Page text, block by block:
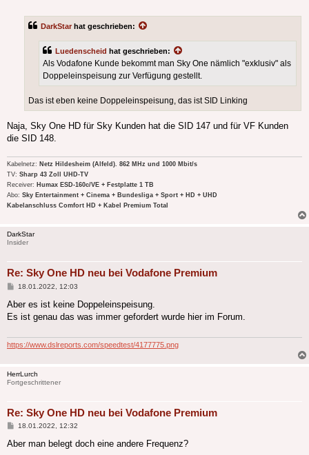
DarkStar hat geschrieben:
Luedenscheid hat geschrieben:
Als Vodafone Kunde bekommt man Sky One nämlich "exklusiv" als
Doppeleinspeisung zur Verfügung gestellt.
Das ist eben keine Doppeleinspeisung, das ist SID Linking
Naja, Sky One HD für Sky Kunden hat die SID 147 und für VF Kunden
die SID 148.
Kabelnetz: Netz Hildesheim (Alfeld). 862 MHz und 1000 Mbit/s
TV: Sharp 43 Zoll UHD-TV
Receiver: Humax ESD-160c/VE + Festplatte 1 TB
Abo: Sky Entertainment + Cinema + Bundesliga + Sport + HD + UHD
Kabelanschluss Comfort HD + Kabel Premium Total
DarkStar
Insider
Re: Sky One HD neu bei Vodafone Premium
Beitrag
18.01.2022, 12:03
Aber es ist keine Doppeleinspeisung.
Es ist genau das was immer gefordert wurde hier im Forum.
https://www.dslreports.com/speedtest/4177775.png
HerrLurch
Fortgeschrittener
Re: Sky One HD neu bei Vodafone Premium
Beitrag
18.01.2022, 12:32
Aber man belegt doch eine andere Frequenz?